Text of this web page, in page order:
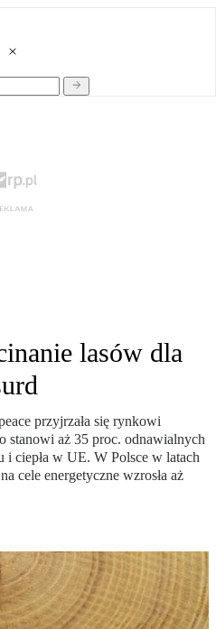
lasów dla
przyjrzała się rynkowi
stanowi aż 35 proc. odnawialnych
i ciepła w UE. W Polsce w latach
cele energetyczne wzrosła aż